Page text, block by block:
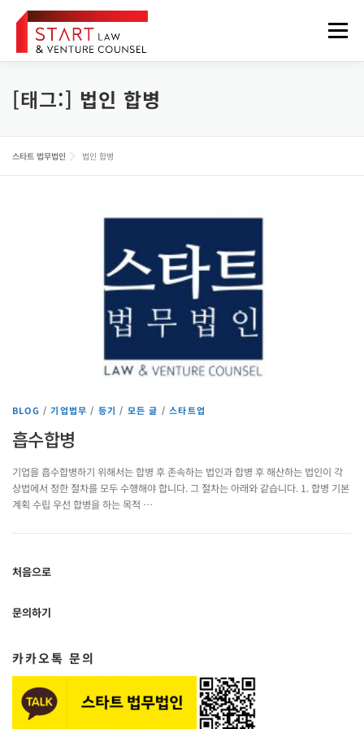
메뉴
법무법인 소개 업무분야
정보게시판 FOREIGNER
[태그:] 법인 합병
스타트 법무법인 법인 합병
BLOG /기업법무 / 등기 / 모든 글 /스타트업
흡수합병
기업을 흡수합병하기 위해서는 합병 후 존속하는 법인과 합병 후 해산하는 법인이 각
상법에서 정한 절차를 모두 수행해야 합니다. 그 절차는 아래와 같습니다. 1. 합병 기본
계획 수립 우선 합병을 하는 목적 …
처음으로
문의하기
카카오톡 문의